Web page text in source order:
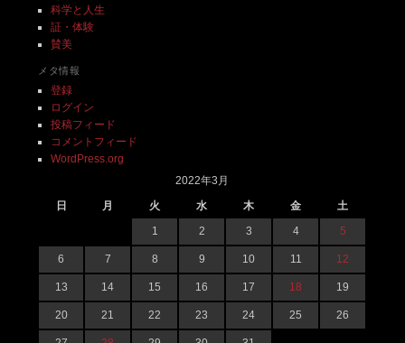
科学と人生
証・体験
賛美
メタ情報
登録
ログイン
投稿フィード
コメントフィード
WordPress.org
2022年3月
日
月 火 水 木 金
土
1
2 3 4 5
6 7 8 9 10 11 12
13 14 15 16 17 18 19
20 21 22 23 24 25 26